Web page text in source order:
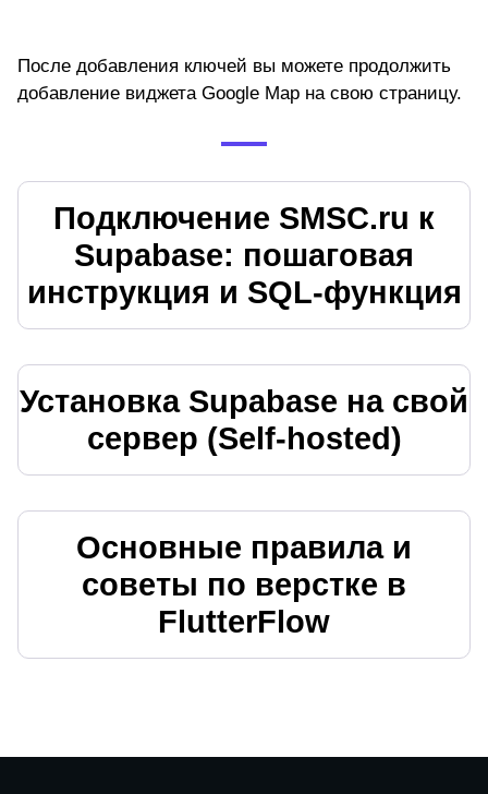
После добавления ключей вы можете продолжить
добавление виджета Google Map на свою страницу.
Подключение SMSC.ru к
Supabase: пошаговая
инструкция и SQL‑функция
Установка Supabase на свой
сервер (Self-hosted)
Основные правила и
советы по верстке в
FlutterFlow